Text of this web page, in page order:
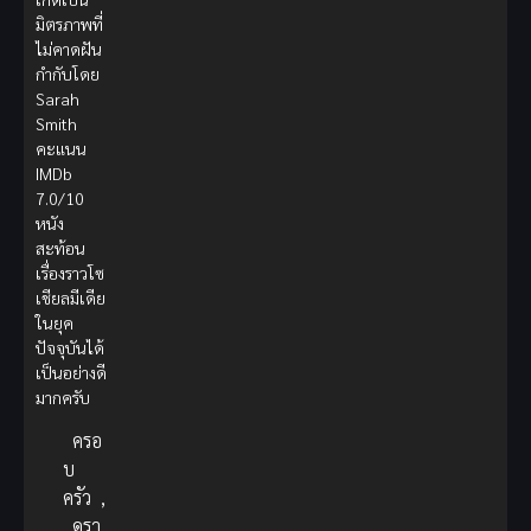
มิตรภาพที่
ไม่คาดฝัน
กำกับโดย
Sarah
Smith
คะแนน
IMDb
7.0/10
หนัง
สะท้อน
เรื่องราวโซ
เชียลมีเดีย
ในยุค
ปัจจุบันได้
เป็นอย่างดี
มากครับ
ครอ
บ
ครัว ,